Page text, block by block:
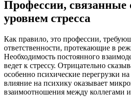
Профессии,
уровнем стресса
Как правило, это профессии,
ответственности, протекающие в
Необходимость постоянного
ведет к стрессу. Отрицательно
особенно психические перегрузки
влияние на психику оказывает
взаимоотношения между коллегами и